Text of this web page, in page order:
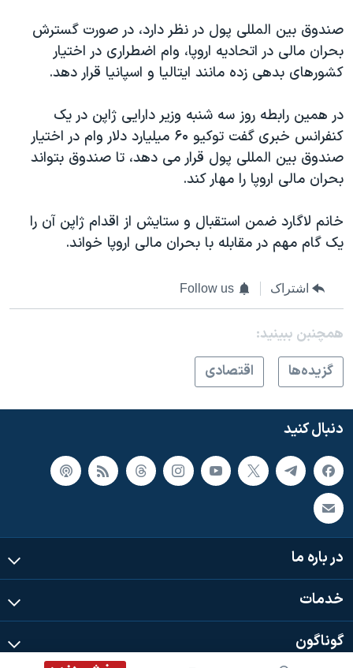
صندوق بين المللی پول در نظر دارد، در صورت گسترش
بحران مالی در اتحاديه اروپا، وام اضطراری در اختيار
کشورهای بدهی زده مانند ايتاليا و اسپانيا قرار دهد.
در همين رابطه روز سه شنبه وزير دارايی ژاپن در يک
کنفرانس خبری گفت توکيو ۶۰ ميليارد دلار وام در اختيار
صندوق بين المللی پول قرار می دهد، تا صندوق بتواند
بحران مالی اروپا را مهار کند.
خانم لاگارد ضمن استقبال و ستايش از اقدام ژاپن آن را
يک گام مهم در مقابله با بحران مالی اروپا خواند.
اشتراک Follow us
همچنبن ببینید:
گزيده‌ها
اقتصادی
دنبال کنید
در باره ما
خدمات
گوناگون